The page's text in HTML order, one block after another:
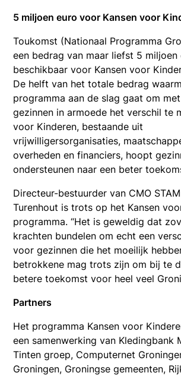
5 miljoen euro voor Kansen voor
Toukomst (Nationaal Programma
een bedrag van maar liefst 5 miljoen
beschikbaar voor Kansen voor
De helft van het totale bedrag
programma aan de slag gaat om
gezinnen in armoede het verschil te
voor Kinderen, bestaande uit
vrijwilligersorganisaties,
overheden en financiers, hoopt
ondersteunen naar een beter
Directeur-bestuurder van CMO
Turenhout is trots op het Kansen
programma. “Het is geweldig dat
krachten bundelen om echt een
voor gezinnen die het moeilijk
betrokkene mag trots zijn om bij te
betere toekomst voor heel veel
Partners
Het programma Kansen voor
een samenwerking van Kledingbank
Tinten groep, Computernet
Groningen, Groningse gemeenten,